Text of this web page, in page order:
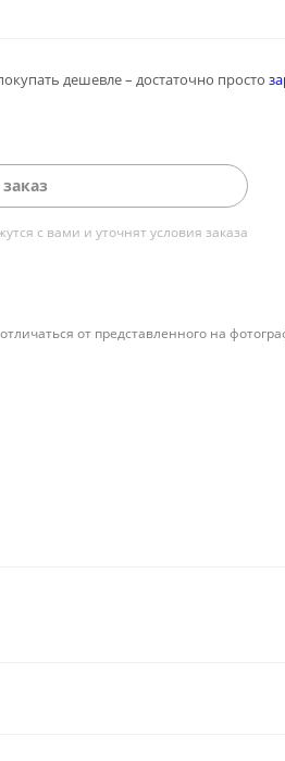
дешевле – достаточно просто
с вами и уточнят условия заказа
от представленного на